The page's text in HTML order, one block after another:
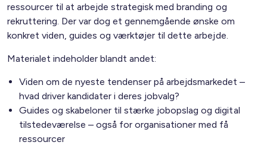
ressourcer til at arbejde strategisk med branding og
rekruttering. Der var dog et gennemgående ønske om
konkret viden, guides og værktøjer til dette arbejde.
Materialet indeholder blandt andet:
Viden om de nyeste tendenser på arbejdsmarkedet –
hvad driver kandidater i deres jobvalg?
Guides og skabeloner til stærke jobopslag og digital
tilstedeværelse – også for organisationer med få
ressourcer